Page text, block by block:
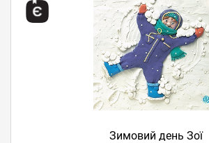
Зимовий день Зої